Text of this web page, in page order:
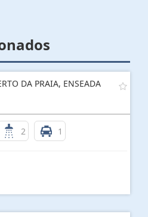
DA PRAIA, ENSEADA
2 1